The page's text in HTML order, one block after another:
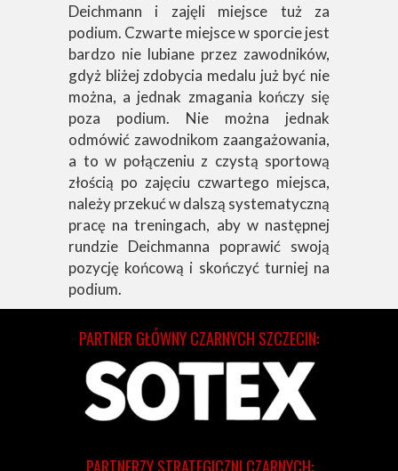
Deichmann i zajęli miejsce tuż za
podium. Czwarte miejsce w sporcie jest
bardzo nie lubiane przez zawodników,
gdyż bliżej zdobycia medalu już być nie
można, a jednak zmagania kończy się
poza podium. Nie można jednak
odmówić zawodnikom zaangażowania,
a to w połączeniu z czystą sportową
złością po zajęciu czwartego miejsca,
należy przekuć w dalszą systematyczną
pracę na treningach, aby w następnej
rundzie Deichmanna poprawić swoją
pozycję końcową i skończyć turniej na
podium.
PARTNER GŁÓWNY CZARNYCH SZCZECIN: